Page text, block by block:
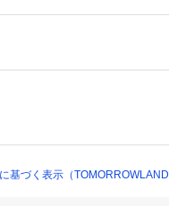
。
ムを使用しているので穿
ムードを高めてくれるアイ
刺繍糸：ポリエステル100％　裏
可、タンブル乾燥不可、アイロン
ング可
（モール）
基づく表示（TOMORROWLAND